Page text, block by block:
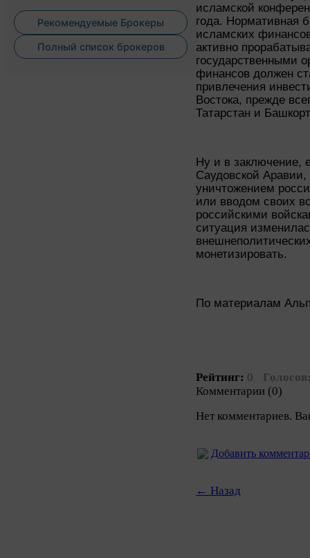
Рекомендуемые Брокеры
Полный список брокеров
исламской
года. Нормативная
исламских
активно
государственными
финансов должен
привлечения
Востока, прежде
Татарстан и
Ну и в заключение,
Саудовской
уничтожением
или вводом своих
российскими
ситуация
монетизировать.
По материалам
Рейтинг: 0
Комментарии (0)
Нет комментариев.
Добавить
← Назад